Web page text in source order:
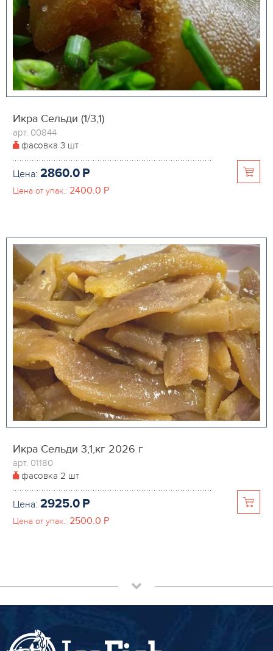
Икра Сельди (1/3,1)
арт. 00844
фасовка 3 шт
Цена: 2860.0 P
Цена от упак.: 2400.0 P
Икра Сельди 3,1,кг 2026 г
арт. 01180
фасовка 2 шт
Цена: 2925.0 P
Цена от упак.: 2500.0 P